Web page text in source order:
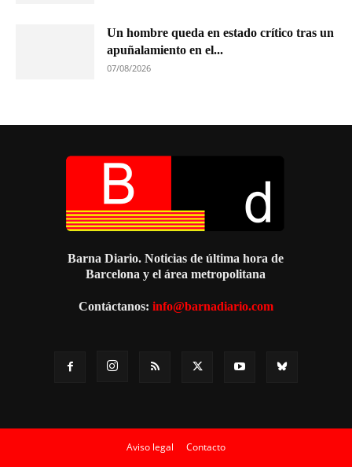
Un hombre queda en estado crítico tras un
apuñalamiento en el...
07/08/2026
Barna Diario. Noticias de última hora de
Barcelona y el área metropolitana
Contáctanos: info@barnadiario.com
Aviso legal Contacto